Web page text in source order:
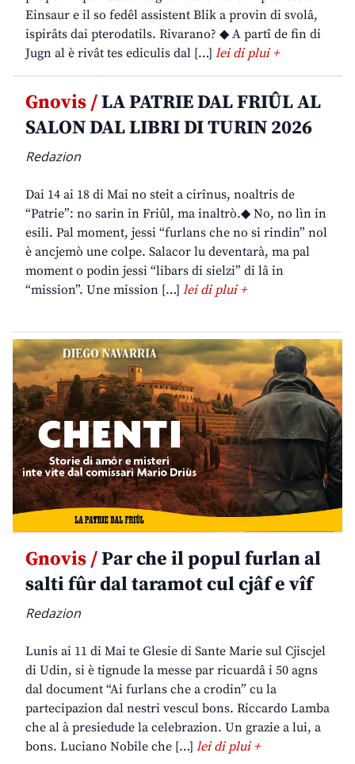
Einsaur e il so fedêl assistent Blik a provin di svolâ,
ispirâts dai pterodatils. Rivarano? ◆ A partî de fin di
Jugn al è rivât tes ediculis dal […] lei di plui +
Gnovis /LA PATRIE DAL FRIÛL AL
SALON DAL LIBRI DI TURIN 2026
Redazion
Dai 14 ai 18 di Mai no steit a cirînus, noaltris de
“Patrie”: no sarin in Friûl, ma inaltrò.◆ No, no lìn in
esili. Pal moment, jessi “furlans che no si rindin” nol
è ancjemò une colpe. Salacor lu deventarà, ma pal
moment o podin jessi “libars di sielzi” di lâ in
“mission”. Une mission […] lei di plui +
Gnovis /Par che il popul furlan al
salti fûr dal taramot cul cjâf e vîf
Redazion
Lunis ai 11 di Mai te Glesie di Sante Marie sul Cjiscjel
di Udin, si è tignude la messe par ricuardâ i 50 agns
dal document “Ai furlans che a crodin” cu la
partecipazion dal nestri vescul bons. Riccardo Lamba
che al à presiedude la celebrazion. Un grazie a lui, a
bons. Luciano Nobile che […] lei di plui +